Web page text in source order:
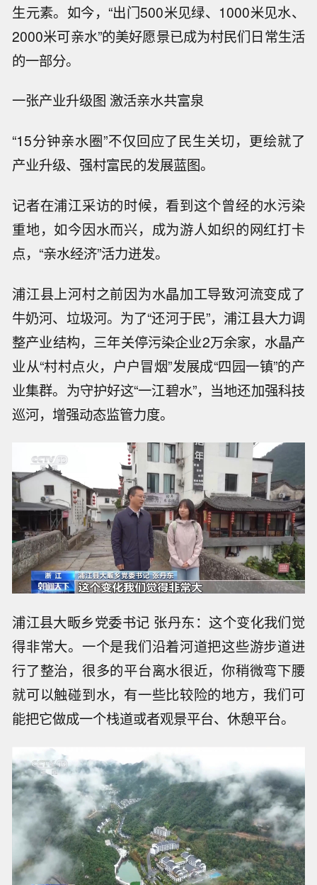
生元素。如今，“出门500米见绿、1000米见水、
2000米可亲水”的美好愿景已成为村民们日常生活
的一部分。
一张产业升级图 激活亲水共富泉
“15分钟亲水圈”不仅回应了民生关切，更绘就了
产业升级、强村富民的发展蓝图。
记者在浦江采访的时候，看到这个曾经的水污染
重地，如今因水而兴，成为游人如织的网红打卡
点，“亲水经济”活力迸发。
浦江县上河村之前因为水晶加工导致河流变成了
牛奶河、垃圾河。为了“还河于民”，浦江县大力调
整产业结构，三年关停污染企业2万余家，水晶产
业从“村村点火，户户冒烟”发展成“四园一镇”的产
业集群。为守护好这“一江碧水”，当地还加强科技
巡河，增强动态监管力度。
浦江县大畈乡党委书记 张丹东：这个变化我们觉
得非常大。一个是我们沿着河道把这些游步道进
行了整治，很多的平台离水很近，你稍微弯下腰
就可以触碰到水，有一些比较险的地方，我们可
能把它做成一个栈道或者观景平台、休憩平台。